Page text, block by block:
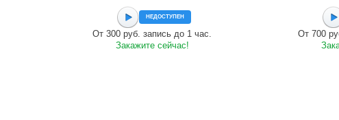
НЕДОСТУПЕН
От 300 руб. запись до 1 час.
Закажите сейчас!
От 700